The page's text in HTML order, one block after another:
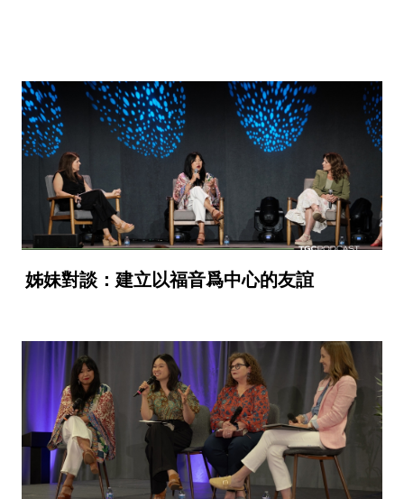
姊妹對談：建立以福音爲中心的友誼